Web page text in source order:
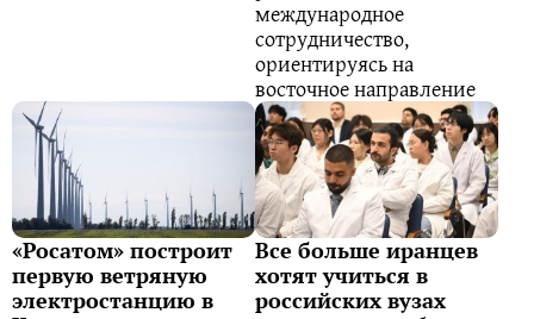
международное
сотрудничество,
ориентируясь на
восточное направление
«Росатом» построит
первую ветряную
электростанцию в
Все больше иранцев
хотят учиться в
российских вузах